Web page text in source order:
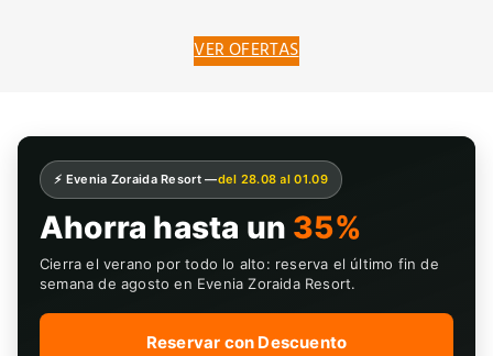
VER OFERTAS
⚡ Evenia Zoraida Resort —del 28.08 al 01.09
Ahorra hasta un 35%
Cierra el verano por todo lo alto: reserva el último fin de
semana de agosto en Evenia Zoraida Resort.
Reservar con Descuento